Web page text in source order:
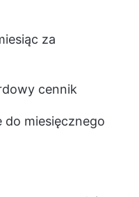
za
cennik
do miesięcznego